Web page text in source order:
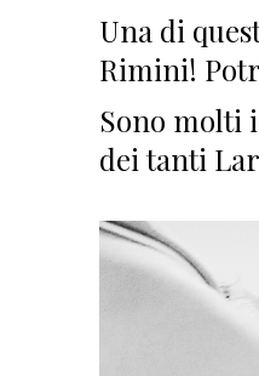
Una di
Rimini!
Sono molti
dei tanti